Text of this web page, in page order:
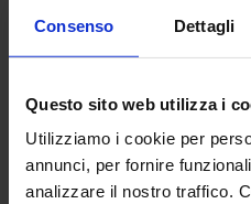
Consenso Dettagli
Questo sito web utilizza i
Utilizziamo i cookie per
annunci, per fornire
analizzare il nostro traffico.